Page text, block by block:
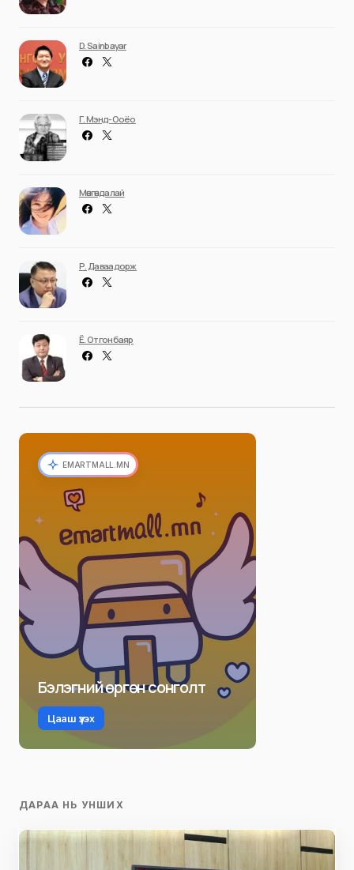
D. Sainbayar
Г. Мэнд-Ооёо
Мөнгөндалай
Р. Даваадорж
Ё. Отгонбаяр
EMARTMALL.MN
Бэлэгний өргөн сонголт
Цааш үзэх
ДАРАА НЬ УНШИХ